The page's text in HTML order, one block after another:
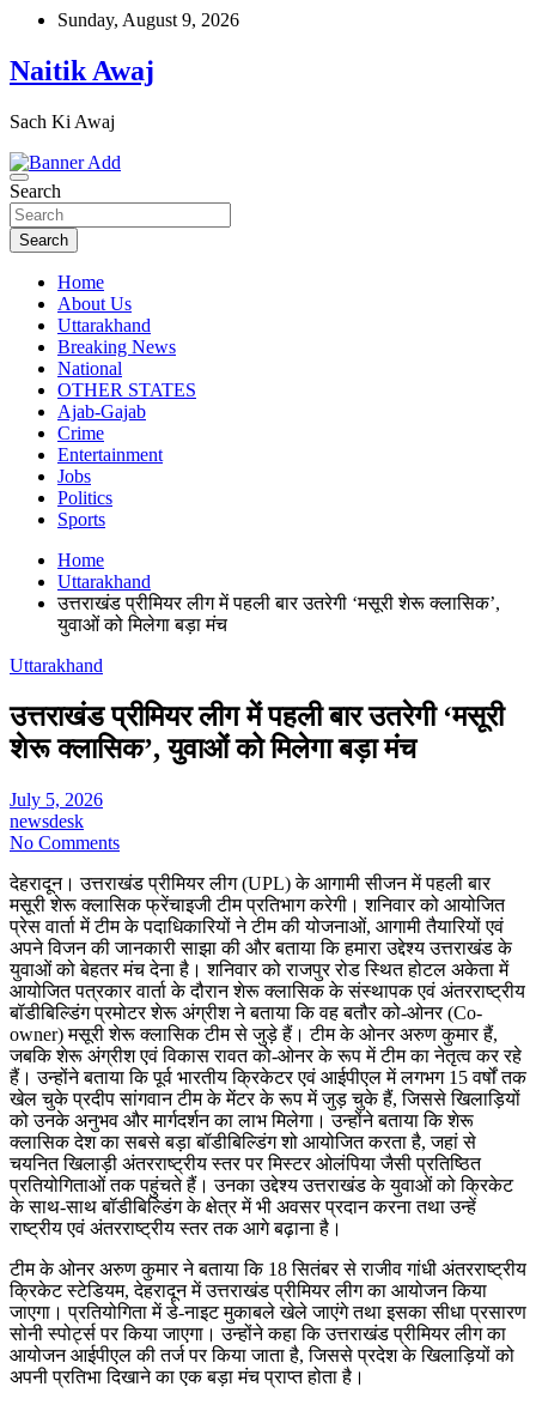
Skip
content
Sunday, August 9, 2026
Naitik Awaj
Sach Ki Awaj
Search
Search
Home
About Us
Uttarakhand
Breaking News
National
OTHER STATES
Ajab-Gajab
Crime
Entertainment
Jobs
Politics
Sports
Home
Uttarakhand
उत्तराखंड प्रीमियर लीग में पहली बार उतरेगी ‘मसूरी शेरू क्लासिक’,
युवाओं को मिलेगा बड़ा मंच
Uttarakhand
उत्तराखंड प्रीमियर लीग में पहली बार उतरेगी ‘मसूरी
शेरू क्लासिक’, युवाओं को मिलेगा बड़ा मंच
July 5, 2026
newsdesk
No Comments
देहरादून। उत्तराखंड प्रीमियर लीग (UPL) के आगामी सीजन में पहली बार
मसूरी शेरू क्लासिक फ्रेंचाइजी टीम प्रतिभाग करेगी। शनिवार को आयोजित
प्रेस वार्ता में टीम के पदाधिकारियों ने टीम की योजनाओं, आगामी तैयारियों एवं
अपने विजन की जानकारी साझा की और बताया कि हमारा उद्देश्य उत्तराखंड के
युवाओं को बेहतर मंच देना है। शनिवार को राजपुर रोड स्थित होटल अकेता में
आयोजित पत्रकार वार्ता के दौरान शेरू क्लासिक के संस्थापक एवं अंतरराष्ट्रीय
बॉडीबिल्डिंग प्रमोटर शेरू अंग्रीश ने बताया कि वह बतौर को-ओनर (Co-
owner) मसूरी शेरू क्लासिक टीम से जुड़े हैं। टीम के ओनर अरुण कुमार हैं,
जबकि शेरू अंग्रीश एवं विकास रावत को-ओनर के रूप में टीम का नेतृत्व कर रहे
हैं। उन्होंने बताया कि पूर्व भारतीय क्रिकेटर एवं आईपीएल में लगभग 15 वर्षों तक
खेल चुके प्रदीप सांगवान टीम के मेंटर के रूप में जुड़ चुके हैं, जिससे खिलाड़ियों
को उनके अनुभव और मार्गदर्शन का लाभ मिलेगा। उन्होंने बताया कि शेरू
क्लासिक देश का सबसे बड़ा बॉडीबिल्डिंग शो आयोजित करता है, जहां से
चयनित खिलाड़ी अंतरराष्ट्रीय स्तर पर मिस्टर ओलंपिया जैसी प्रतिष्ठित
प्रतियोगिताओं तक पहुंचते हैं। उनका उद्देश्य उत्तराखंड के युवाओं को क्रिकेट
के साथ-साथ बॉडीबिल्डिंग के क्षेत्र में भी अवसर प्रदान करना तथा उन्हें
राष्ट्रीय एवं अंतरराष्ट्रीय स्तर तक आगे बढ़ाना है।
टीम के ओनर अरुण कुमार ने बताया कि 18 सितंबर से राजीव गांधी अंतरराष्ट्रीय
क्रिकेट स्टेडियम, देहरादून में उत्तराखंड प्रीमियर लीग का आयोजन किया
जाएगा। प्रतियोगिता में डे-नाइट मुकाबले खेले जाएंगे तथा इसका सीधा प्रसारण
सोनी स्पोर्ट्स पर किया जाएगा। उन्होंने कहा कि उत्तराखंड प्रीमियर लीग का
आयोजन आईपीएल की तर्ज पर किया जाता है, जिससे प्रदेश के खिलाड़ियों को
अपनी प्रतिभा दिखाने का एक बड़ा मंच प्राप्त होता है।